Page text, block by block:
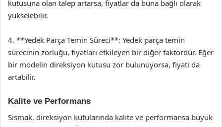
kutusuna olan talep artarsa, fiyatlar da buna bağlı olarak
yükselebilir.
4. **Yedek Parça Temin Süreci**: Yedek parça temin
sürecinin zorluğu, fiyatları etkileyen bir diğer faktördür. Eğer
bir modelin direksiyon kutusu zor bulunuyorsa, fiyatı da
artabilir.
Kalite ve Performans
Sismak, direksiyon kutularında kalite ve performansa büyük